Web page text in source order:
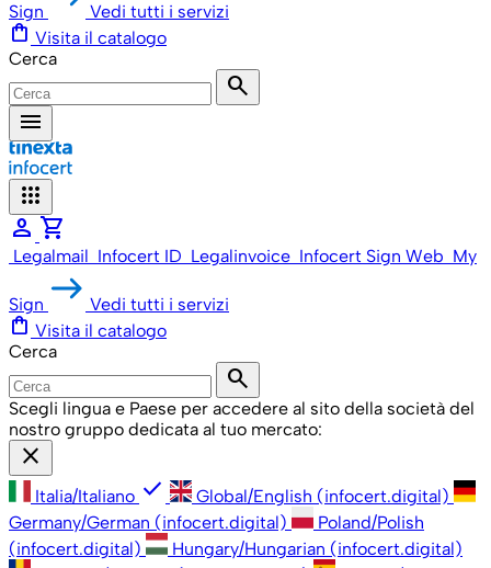
Sign Vedi tutti i servizi
shopping_bag Visita il catalogo
Cerca
search
menu
apps
person shopping_cart
Legalmail Infocert ID Legalinvoice Infocert Sign Web My
Sign Vedi tutti i servizi
shopping_bag Visita il catalogo
Cerca
search
Scegli lingua e Paese per accedere al sito della società del
nostro gruppo dedicata al tuo mercato:
close
Italia/Italiano check
Global/English (infocert.digital)
Germany/German (infocert.digital)
Poland/Polish
(infocert.digital)
Hungary/Hungarian (infocert.digital)